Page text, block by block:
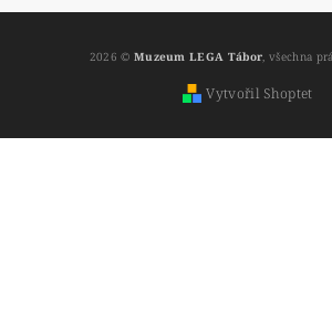
2026 © Muzeum LEGA Tábor , všechna
Vytvořil Shoptet